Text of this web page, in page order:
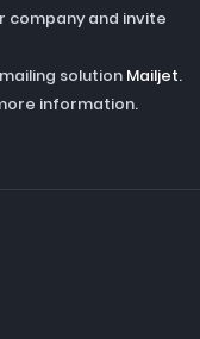
company and invite
solution Mailjet.
information.